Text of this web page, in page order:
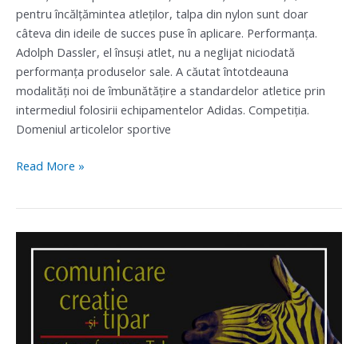
pentru încălţămintea atleţilor, talpa din nylon sunt doar
câteva din ideile de succes puse în aplicare. Performanţa.
Adolph Dassler, el însuşi atlet, nu a neglijat niciodată
performanţa produselor sale. A căutat întotdeauna
modalităţi noi de îmbunătăţire a standardelor atletice prin
intermediul folosirii echipamentelor Adidas. Competiţia.
Domeniul articolelor sportive
Read More »
comunicarea
produsului